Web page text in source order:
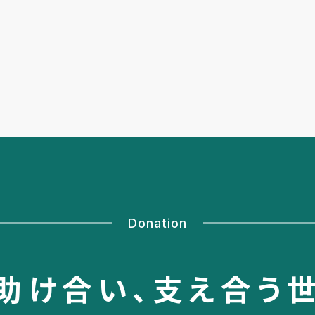
Donation
け合い、 支え合う